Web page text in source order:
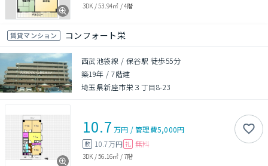
3DK /53.94㎡ /4階
賃貸マンション コンフォート栄
西武池袋線 / 保谷駅 徒歩55分
築19年 /7階建
埼玉県新座市栄３丁目8-23
10.7 万円 /管理費5,000円
敷 10.7万円 礼 無料
3DK /56.16㎡ /7階